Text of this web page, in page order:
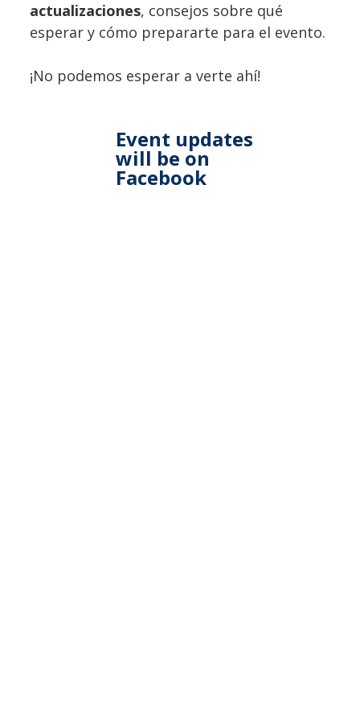
actualizaciones, consejos sobre qué
esperar y cómo prepararte para el evento.
¡No podemos esperar a verte ahí!
Event updates
will be on
Facebook